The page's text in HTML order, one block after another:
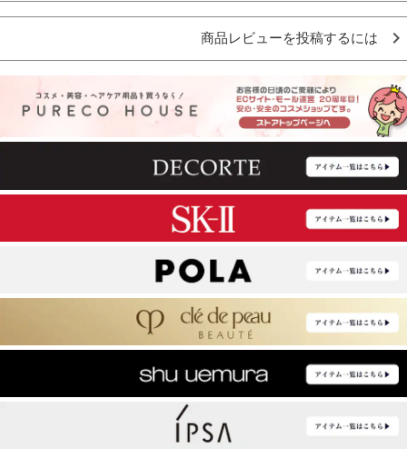
商品レビューを投稿するには